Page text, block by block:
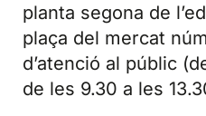
planta segona de
plaça del mercat
d’atenció al públic
de les 9.30 a les